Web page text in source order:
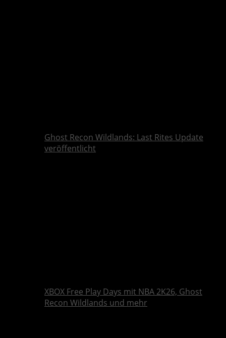
Ghost Recon Wildlands: Last Rites Update
veröffentlicht
XBOX Free Play Days mit NBA 2K26, Ghost
Recon Wildlands und mehr